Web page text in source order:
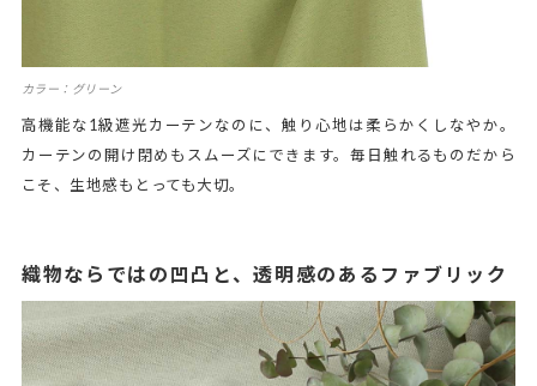
カラー：グリーン
高機能な1級遮光カーテンなのに、触り心地は柔らかくしなやか。
カーテンの開け閉めもスムーズにできます。毎日触れるものだから
こそ、生地感もとっても大切。
織物ならではの凹凸と、透明感のあるファブリック